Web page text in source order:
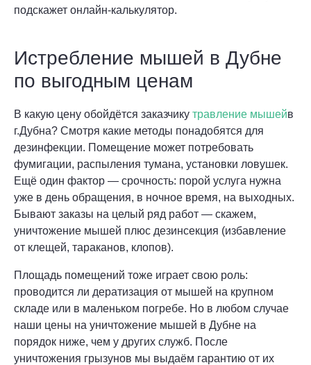
подскажет онлайн-калькулятор.
Истребление мышей в Дубне
по выгодным ценам
В какую цену обойдётся заказчику травление мышейв
г.Дубна? Смотря какие методы понадобятся для
дезинфекции. Помещение может потребовать
фумигации, распыления тумана, установки ловушек.
Ещё один фактор — срочность: порой услуга нужна
уже в день обращения, в ночное время, на выходных.
Бывают заказы на целый ряд работ — скажем,
уничтожение мышей плюс дезинсекция (избавление
от клещей, тараканов, клопов).
Площадь помещений тоже играет свою роль:
проводится ли дератизация от мышей на крупном
складе или в маленьком погребе. Но в любом случае
наши цены на уничтожение мышей в Дубне на
порядок ниже, чем у других служб. После
уничтожения грызунов мы выдаём гарантию от их